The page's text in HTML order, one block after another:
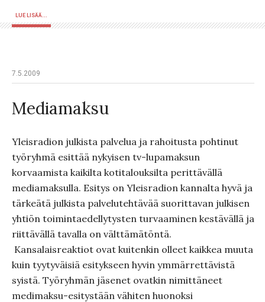
LUE LISÄÄ...
7.5.2009
Mediamaksu
Yleisradion julkista palvelua ja rahoitusta pohtinut
työryhmä esittää nykyisen tv-lupamaksun
korvaamista kaikilta kotitalouksilta perittävällä
mediamaksulla. Esitys on Yleisradion kannalta hyvä ja
tärkeätä julkista palvelutehtävää suorittavan julkisen
yhtiön toimintaedellytysten turvaaminen kestävällä ja
riittävällä tavalla on välttämätöntä.
Kansalaisreaktiot ovat kuitenkin olleet kaikkea muuta
kuin tyytyväisiä esitykseen hyvin ymmärrettävistä
syistä. Työryhmän jäsenet ovatkin nimittäneet
medimaksu-esitystään vähiten huonoksi